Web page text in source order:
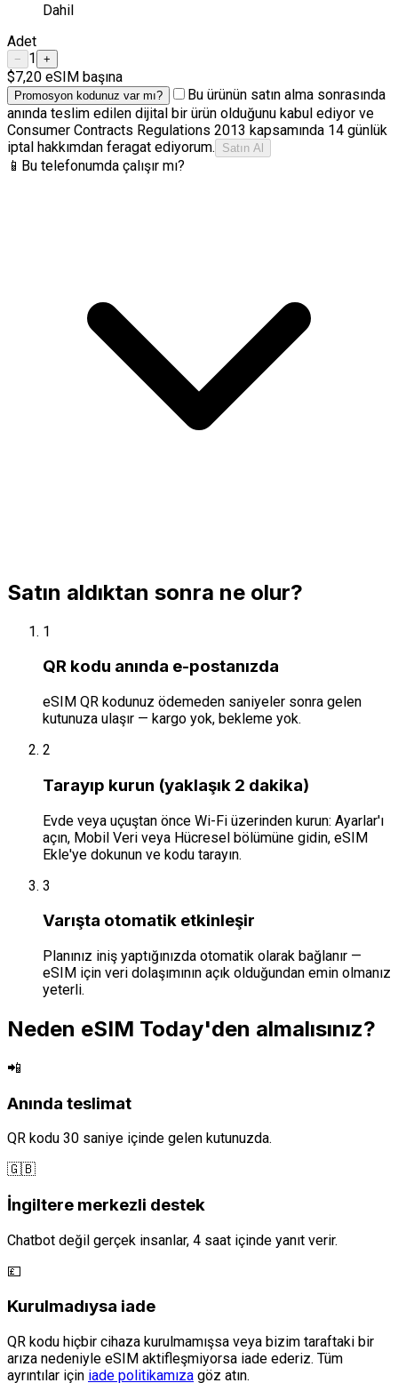
Dahil
Adet
− 1 +
$7,20 eSIM başına
Promosyon kodunuz var mı?
Bu ürünün satın alma sonrasında
anında teslim edilen dijital bir ürün olduğunu kabul ediyor ve
Consumer Contracts Regulations 2013 kapsamında 14 günlük
iptal hakkımdan feragat ediyorum.
Satın Al
📱 Bu telefonumda çalışır mı?
Satın aldıktan sonra ne olur?
1
QR kodu anında e-postanızda
eSIM QR kodunuz ödemeden saniyeler sonra gelen
kutunuza ulaşır — kargo yok, bekleme yok.
2
Tarayıp kurun (yaklaşık 2 dakika)
Evde veya uçuştan önce Wi-Fi üzerinden kurun: Ayarlar'ı
açın, Mobil Veri veya Hücresel bölümüne gidin, eSIM
Ekle'ye dokunun ve kodu tarayın.
3
Varışta otomatik etkinleşir
Planınız iniş yaptığınızda otomatik olarak bağlanır —
eSIM için veri dolaşımının açık olduğundan emin olmanız
yeterli.
Neden eSIM Today'den almalısınız?
📲
Anında teslimat
QR kodu 30 saniye içinde gelen kutunuzda.
🇬🇧
İngiltere merkezli destek
Chatbot değil gerçek insanlar, 4 saat içinde yanıt verir.
💷
Kurulmadıysa iade
QR kodu hiçbir cihaza kurulmamışsa veya bizim taraftaki bir
arıza nedeniyle eSIM aktifleşmiyorsa iade ederiz. Tüm
ayrıntılar için iade politikamıza göz atın.